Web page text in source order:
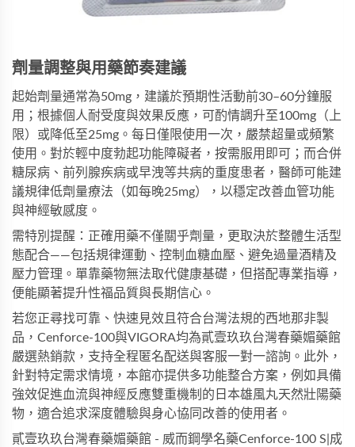
劑量調整與用藥節奏建議
起始劑量通常為50mg，建議於預期性活動前30–60分鐘服
用；根據個人耐受度與效果反應，可酌情調升至100mg（上
限）或降低至25mg。每日僅限使用一次，嚴禁超量或頻繁
使用。對於輕中度勃起功能障礙者，按需服用即可；而合併
糖尿病、前列腺疾病或早洩等共病的重度患者，醫師可能建
議規律低劑量療法（如每晚25mg），以穩定改善血管功能
與神經敏感度。
需特別提醒：正確用藥不僅關乎劑量，更取決於整體生活型
態配合——包括規律運動、控制血糖血壓、避免過量酒精及
壓力管理。單靠藥物無法取代健康基礎，但搭配專業指導，
便能顯著提升性福品質與長期信心。
若您正尋找可靠、快速見效且符合台灣法規的西地那非製
品， Cenforce-100與VIGORA均為貳壹玖玖台灣春藥媚藥館
嚴選熱銷款，支持全程匿名配送與客服一對一諮詢。此外，
針對特定需求情境，本館亦提供多功能整合方案，例如具備
強效促進血流與神經反應雙重機制的 日本雄風丸天然壯陽藥
物 ，適合追求深度體驗與身心協同改善的使用者。
貳壹玖玖台灣春藥媚藥館 - 威而鋼學名藥Cenforce-100 S|成